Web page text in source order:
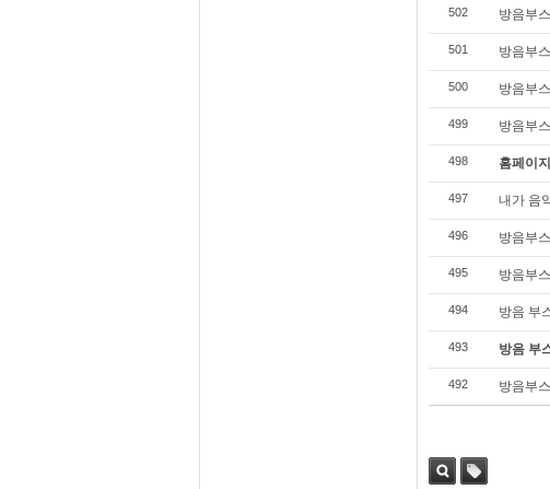
502 방음부
501 방음부
500 방음부
499 방음부
498 홈페이
497 내가 음
496 방음부
495 방음부
494 방음 부
493 방음 부
492 방음부